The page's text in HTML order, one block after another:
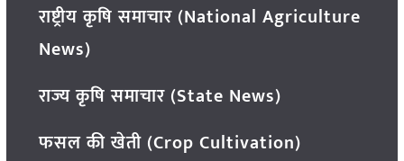
राष्ट्रीय कृषि समाचार (National Agriculture
News)
राज्य कृषि समाचार (State News)
फसल की खेती (Crop Cultivation)